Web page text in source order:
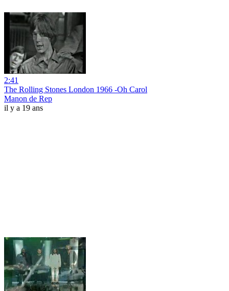
2:41
The Rolling Stones London 1966 -Oh Carol
Manon de Rep
il y a 19 ans